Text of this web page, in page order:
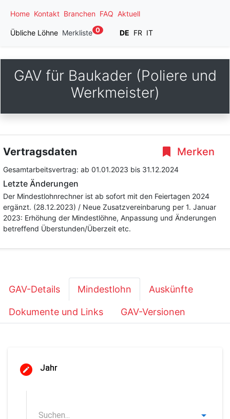
Home Kontakt Branchen FAQ Aktuell
Übliche Löhne Merkliste 0 DE FR IT
GAV für Baukader (Poliere und
Werkmeister)
Merken
Vertragsdaten
Gesamtarbeitsvertrag: ab 01.01.2023 bis 31.12.2024
Letzte Änderungen
Der Mindestlohnrechner ist ab sofort mit den Feiertagen 2024
ergänzt. (28.12.2023) / Neue Zusatzvereinbarung per 1. Januar
2023: Erhöhung der Mindestlöhne, Anpassung und Änderungen
betreffend Überstunden/Überzeit etc.
GAV-Details Mindestlohn Auskünfte
Dokumente und Links GAV-Versionen
Jahr